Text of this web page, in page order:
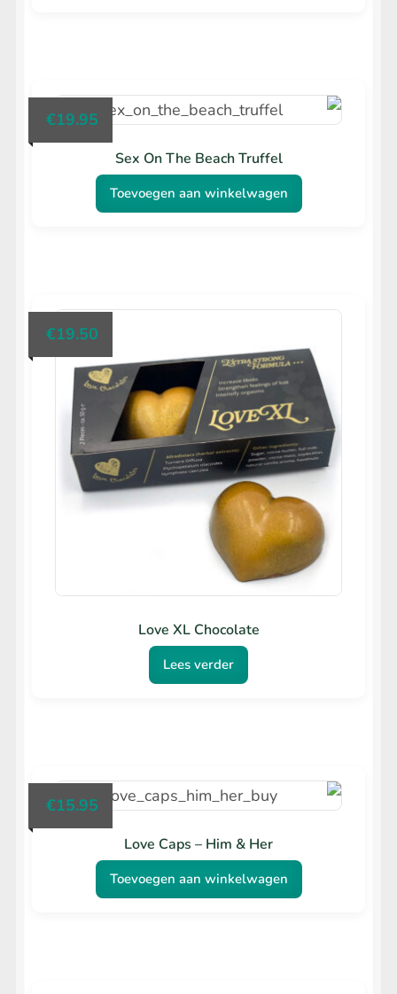
Sex On The Beach Truffel
€19.95
Toevoegen aan winkelwagen
Love XL Chocolate
€19.50
Lees verder
Love Caps – Him & Her
€15.95
Toevoegen aan winkelwagen